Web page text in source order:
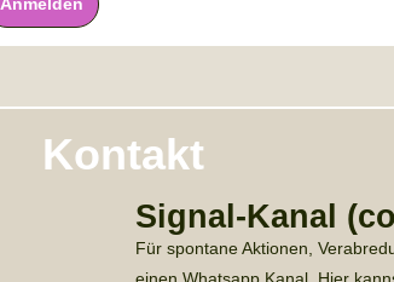
Kontakt
Signal-Kanal
Für spontane Aktionen,
einen Whatsapp Kanal. Hier